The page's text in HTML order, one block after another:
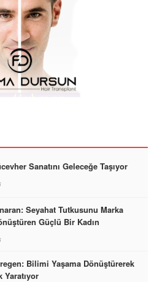
Sanatını Geleceğe Taşıyor
Seyahat Tutkusunu Marka
Güçlü Bir Kadın
Bilimi Yaşama Dönüştürerek
Yaratıyor